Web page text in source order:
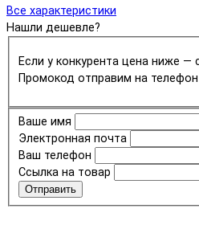
Все характеристики
Нашли дешевле?
Если у конкурента цена ниже —
Промокод отправим на
Ваше имя
Электронная почта
Ваш телефон
Ссылка на товар
Отправить